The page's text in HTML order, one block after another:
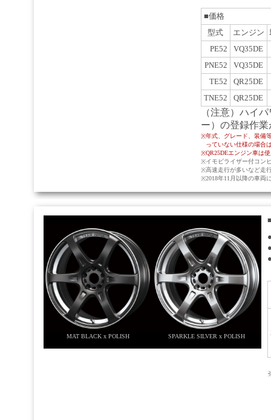
■価格
型式
エンジン
PE52
VQ35DE
PNE52
VQ35DE
TE52
QR25DE
TNE52
QR25DE
（注意）ハイ
ー）の登録作
※年式、グレード、装備
っていない仕様の場合
※QR25DEエンジン車は
※イモビライザー付コン
※高速走行が多いなど走
※2018年11月以降の車両
MAT BLACK x POLISH SPARKLE SILVER x POLISH